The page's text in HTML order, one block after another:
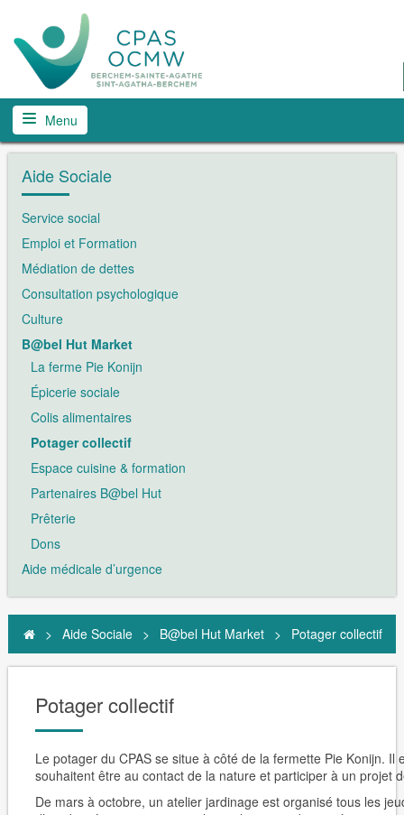
Menu
Aide Sociale
Service social
Emploi et Formation
Médiation de dettes
Consultation psychologique
Culture
B@bel Hut Market
La ferme Pie Konijn
Épicerie sociale
Colis alimentaires
Potager collectif
Espace cuisine & formation
Partenaires B@bel Hut
Prêterie
Dons
Aide médicale d’urgence
> Aide Sociale > B@bel Hut Market > Potager collectif
Potager collectif
Le potager du CPAS se situe à côté de la fermette Pie Konijn.
souhaitent être au contact de la nature et participer à un projet
De mars à octobre, un atelier jardinage est organisé tous les